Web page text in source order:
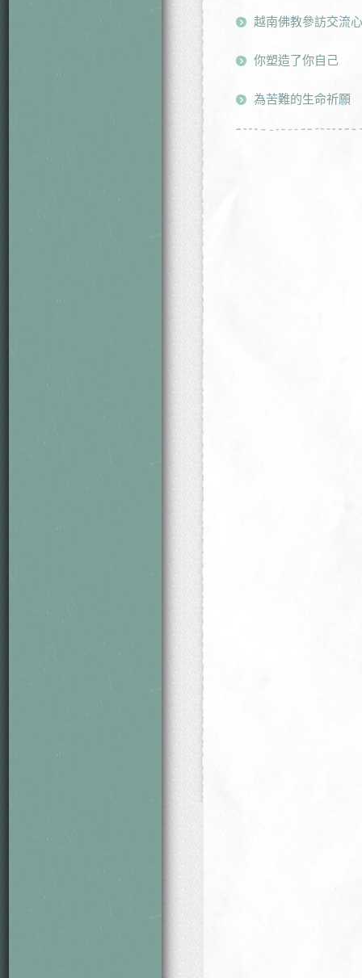
越南佛教參訪交流
你塑造了你自己
為苦難的生命祈願